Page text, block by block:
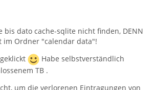
bis dato cache-sqlite nicht finden, DENN
im Ordner "calendar data"!
Habe selbstverständlich
TB .
um die verlorenen Eintragungen von